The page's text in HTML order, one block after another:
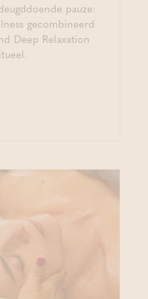
pauze:
gecombineerd
Deep Relaxation